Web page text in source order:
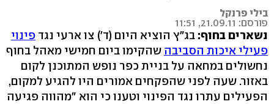
בילי פרנקל
פורסם: 21.09.11, 11:51
נשארים בחוף: בג"ץ הוציא היום (ד') צו ארעי נגד פינוי
פעילי איכות הסביבה שהקימו ביום חמישי מאהל בחוף
נחשולים במחאה על בניית כפר נופש המתוכנן לקום
באזור. שעה לפני שהפקחים אמורים היו להגיע למקום,
הפעילים עתרו נגד הפינוי וטענו כי הוא "מהווה פגיעה